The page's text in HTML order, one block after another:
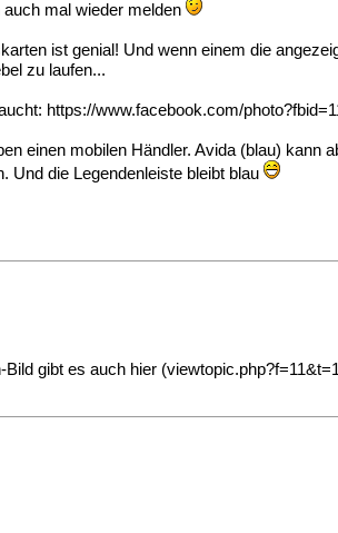
mal wieder melden
ist genial! Und wenn einem die
zu laufen...
https://www.facebook.com/
einen mobilen Händler. Avida (blau)
Und die Legendenleiste bleibt blau
Bild gibt es auch hier (